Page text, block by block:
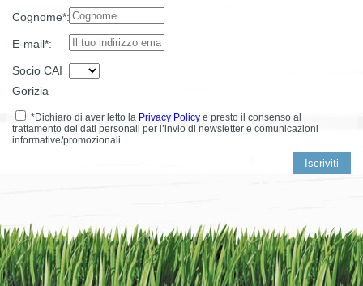
Cognome*:
E-mail*:
Socio CAI
Gorizia
*Dichiaro di aver letto la Privacy Policy e presto il consenso al
trattamento dei dati personali per l’invio di newsletter e comunicazioni
informative/promozionali.